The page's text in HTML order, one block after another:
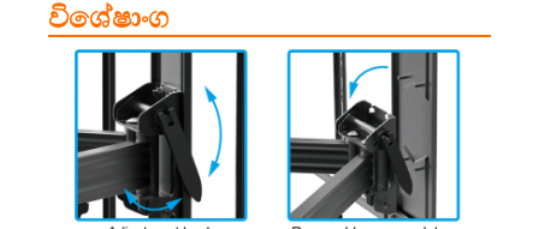
විශේෂාංග